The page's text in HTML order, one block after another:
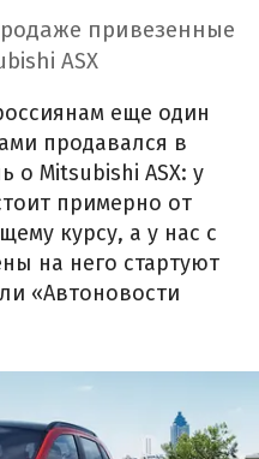
привезенные
ASX
еще один
продавался в
о Mitsubishi ASX: у
примерно от
курсу, а у нас с
на него стартуют
«Автоновости